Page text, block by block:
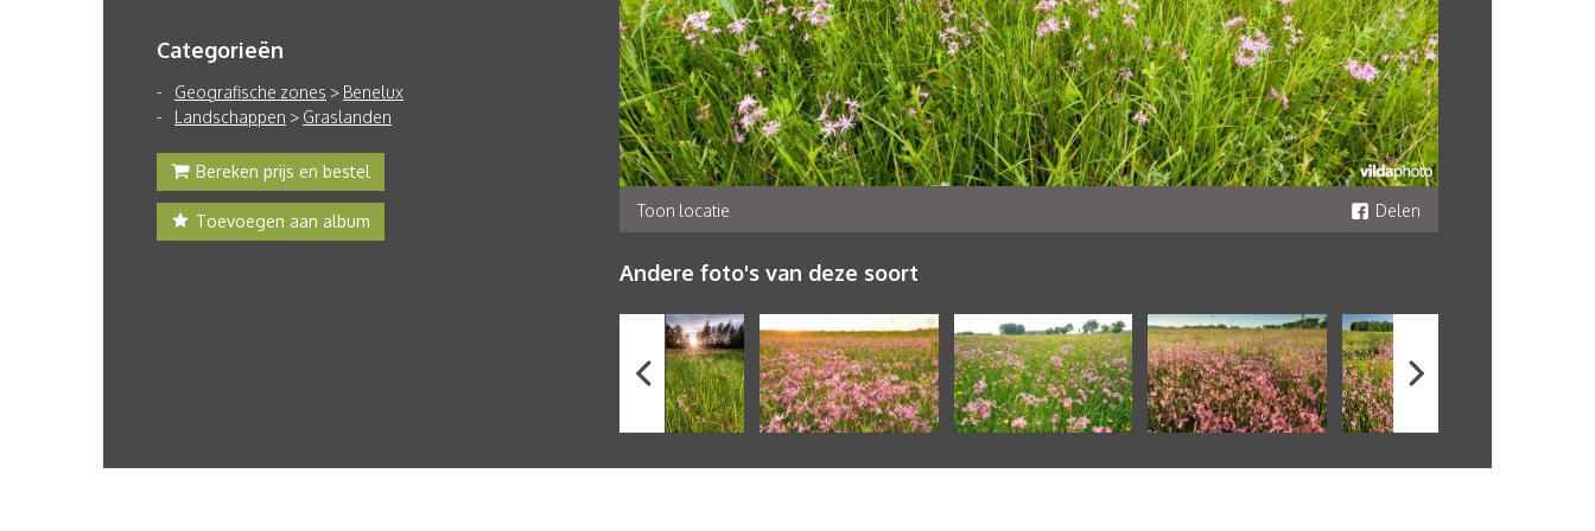
Categorieën
Geografische zones > Benelux
Landschappen > Graslanden
Bereken prijs en bestel
Toevoegen aan album
Toon locatie Delen
Andere foto's van deze soort